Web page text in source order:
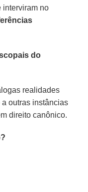
interviram no
do
realidades
outras instâncias
direito canônico.